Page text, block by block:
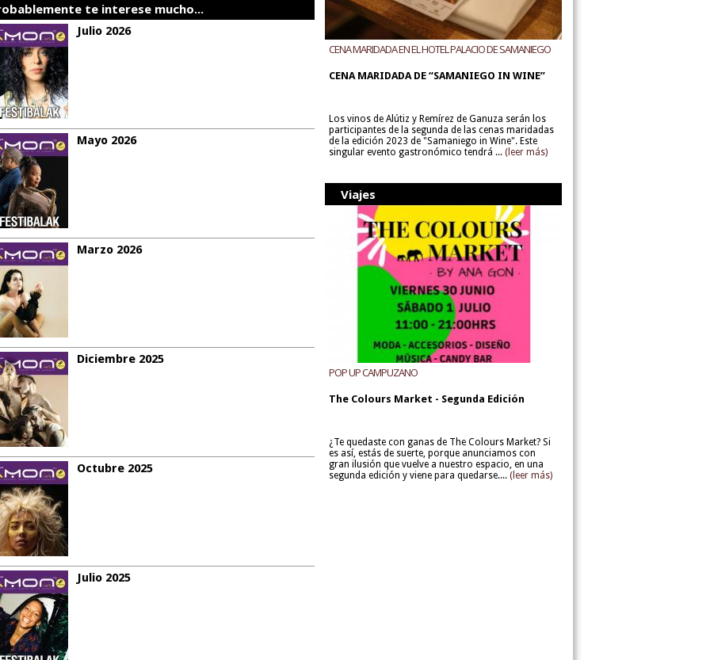
te interese mucho...
Julio 2026
Mayo 2026
Marzo 2026
Diciembre 2025
Octubre 2025
Julio 2025
CENA MARIDADA EN EL HOTEL PALACIO DE SAMANIEGO
CENA MARIDADA DE “SAMANIEGO IN WINE”
Los vinos de Alútiz y Remírez de Ganuza serán los
participantes de la segunda de las cenas maridadas
de la edición 2023 de "Samaniego in Wine". Este
singular evento gastronómico tendrá ... (leer más)
Viajes
POP UP CAMPUZANO
The Colours Market - Segunda Edición
¿Te quedaste con ganas de The Colours Market? Si
es así, estás de suerte, porque anunciamos con
gran ilusión que vuelve a nuestro espacio, en una
segunda edición y viene para quedarse.... (leer más)